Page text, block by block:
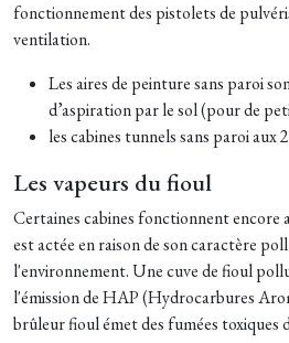
fonctionnement des pistolets de
ventilation.​
Les aires de peinture sans paroi
d’aspiration par le sol (pour de
les cabines tunnels sans paroi aux
Les vapeurs du fioul
Certaines cabines fonctionnent encore
est actée en raison de son caractère
l'environnement. Une cuve de fioul
l'émission de HAP (Hydrocarbures
brûleur fioul émet des fumées toxiques